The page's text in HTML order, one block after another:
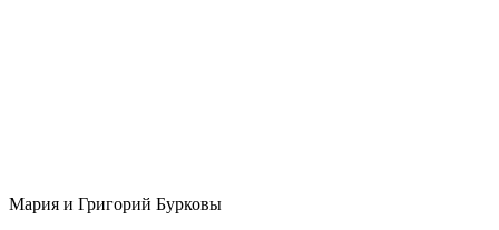
Мария и Григорий Бурковы